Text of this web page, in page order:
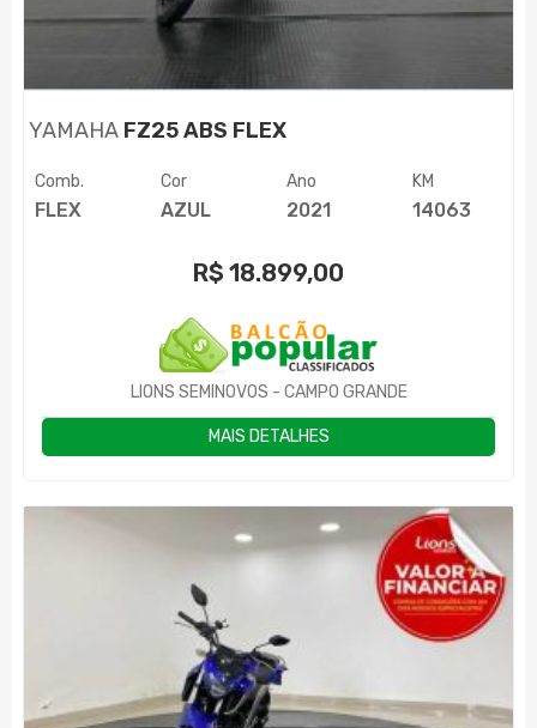
YAMAHA FZ25 ABS FLEX
Comb.
FLEX
Cor
AZUL
Ano
2021
KM
14063
R$ 18.899,00
LIONS SEMINOVOS - CAMPO GRANDE
MAIS DETALHES